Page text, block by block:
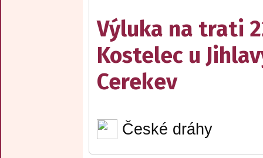
Výluka na trati
Kostelec u
Cerekev
České dráhy